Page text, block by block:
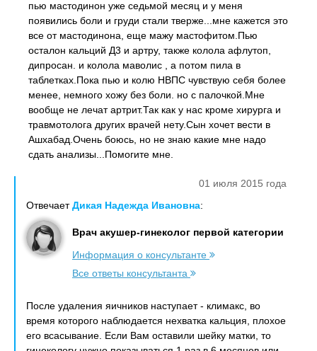
пью мастодинон уже седьмой месяц и у меня
появились боли и груди стали тверже...мне кажется это
все от мастодинона, еще мажу мастофитом.Пью
осталон кальций Д3 и артру, также колола афлутоп,
дипросан. и колола маволис , а потом пила в
таблетках.Пока пью и колю НВПС чувствую себя более
менее, немного хожу без боли. но с палочкой.Мне
вообще не лечат артрит.Так как у нас кроме хирурга и
травмотолога других врачей нету.Сын хочет вести в
Ашхабад.Очень боюсь, но не знаю какие мне надо
сдать анализы...Помогите мне.
01 июля 2015 года
ОтвечаетДикая Надежда Ивановна:
Врач акушер-гинеколог первой категории
Информация о консультанте
Все ответы консультанта
После удаления яичников наступает - климакс, во
время которого наблюдается нехватка кальция, плохое
его всасывание. Если Вам оставили шейку матки, то